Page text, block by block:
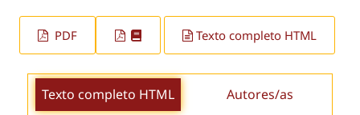
PDF Texto completo HTML
Texto completo HTML Autores/as